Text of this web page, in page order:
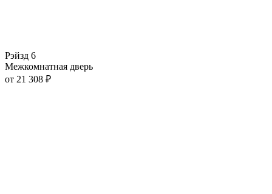
Рэйзд 6
Межкомнатная дверь
от 21 308 ₽